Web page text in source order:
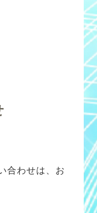
合わせは、お